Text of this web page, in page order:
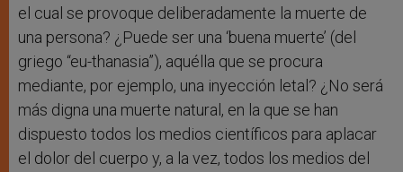
el cual se provoque deliberadamente la muerte de
una persona? ¿Puede ser una ‘buena muerte’ (del
griego “eu-thanasia”), aquélla que se procura
mediante, por ejemplo, una inyección letal? ¿No será
más digna una muerte natural, en la que se han
dispuesto todos los medios científicos para aplacar
el dolor del cuerpo y, a la vez, todos los medios del